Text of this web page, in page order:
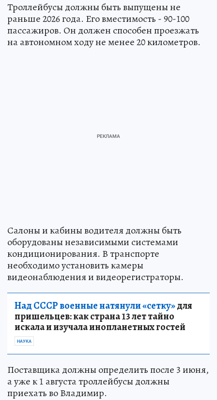
Троллейбусы должны быть выпущены не
раньше 2026 года. Его вместимость - 90-100
пассажиров. Он должен способен проезжать
на автономном ходу не менее 20 километров.
Салоны и кабины водителя должны быть
оборудованы независимыми системами
кондиционирования. В транспорте
необходимо установить камеры
видеонаблюдения и видеорегистраторы.
Над СССР военные натянули «сетку»для
пришельцев: как страна 13 лет тайно
искала и изучала инопланетных гостей
НАУКА
Поставщика должны определить после 3 июня,
а уже к 1 августа троллейбусы должны
приехать во Владимир.